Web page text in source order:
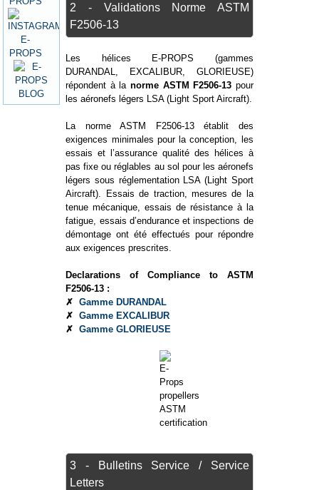
2 - Validations Norme ASTM
F2506-13
Les hélices E-PROPS (gammes
DURANDAL, EXCALIBUR, GLORIEUSE)
répondent à la norme ASTM F2506-13 pour
les aéronefs légers LSA (Light Sport Aircraft).
La norme ASTM F2506-13 établit des
exigences minimales pour la conception, les
essais et l’assurance qualité des hélices à
pas fixe ou réglables au sol pour les aéronefs
légers sous réglementation LSA (Light Sport
Aircraft). Essais de traction, mesures de la
tenue mécanique, essais de résistance à la
fatigue, essais d’endurance et inspections de
démontage ont été effectués pour répondre
aux exigences prescrites.
Declarations of Compliance to ASTM
F2506-13 :
✗Gamme DURANDAL
✗Gamme EXCALIBUR
✗Gamme GLORIEUSE
3 - Bulletins Service / Service
Letters